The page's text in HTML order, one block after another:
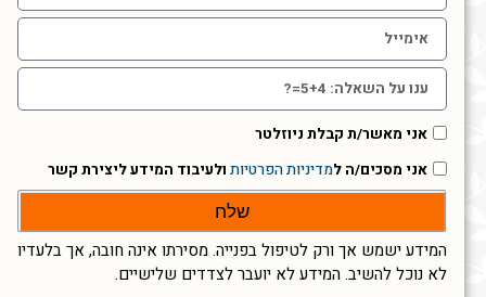
אני מאשר/ת קבלת ניוזלטר
אני מסכים/ה למדיניות הפרטיות ולעיבוד המידע ליצירת קשר
שלח
המידע ישמש אך ורק לטיפול בפנייה. מסירתו אינה חובה, אך בלעדיו
לא נוכל להשיב. המידע לא יועבר לצדדים שלישיים.